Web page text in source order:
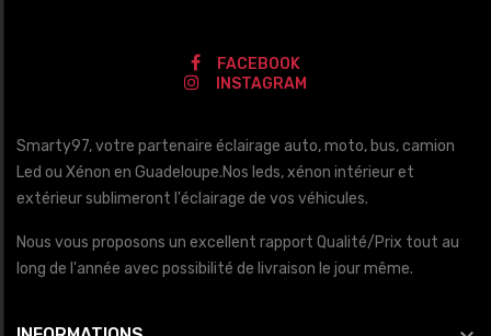
FACEBOOK
INSTAGRAM
Smarty97, votre partenaire éclairage auto, moto, bus, camion
Led ou Xénon en Guadeloupe.Nos leds, xénon intérieur et
extérieur sublimeront l'éclairage de vos véhicules.
Nous vous proposons un excellent rapport Qualité/Prix tout au
long de l'année avec possibilité de livraison le jour même.